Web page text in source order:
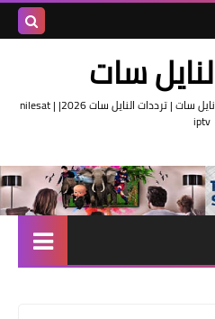
سات
ترددات النايل سات | تردد قناة | ترددات نايل سات | ترددات النايل سات 2026| nilesat |
iptv